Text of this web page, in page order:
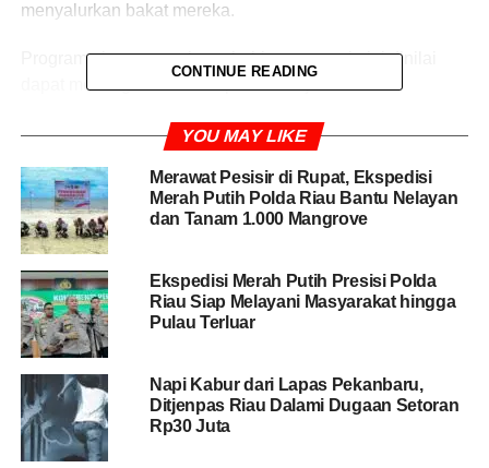
menyalurkan bakat mereka.
Program ajang penyaluran hobi para remaja ini dinilai
dapat mencegah aksi balapan liar di jalanan.
Pada gelaran kedelapan ini, antusiasme peserta
untuk adu kecepatan di lintasan Sirkuit Sport Center
Stadion Rumbai. Jumlah penonton pun mencapai lebih
dari 8.000 orang, menunjukkan tingginya animo
Kegiatan ini juga memberikan dampak ekonomi positif.
Jumlah pedagang UMKM meningkat hingga 100 persen,
dimana seluruh pedagang difasilitasi untuk berjualan
tanpa dipungut biaya. Area parkir bagi pengunjung pun
disediakan gratis.
CONTINUE READING
YOU MAY LIKE
Merawat Pesisir di Rupat, Ekspedisi
Merah Putih Polda Riau Bantu Nelayan
dan Tanam 1.000 Mangrove
Ekspedisi Merah Putih Presisi Polda
Riau Siap Melayani Masyarakat hingga
Pulau Terluar
Napi Kabur dari Lapas Pekanbaru,
Ditjenpas Riau Dalami Dugaan Setoran
Rp30 Juta